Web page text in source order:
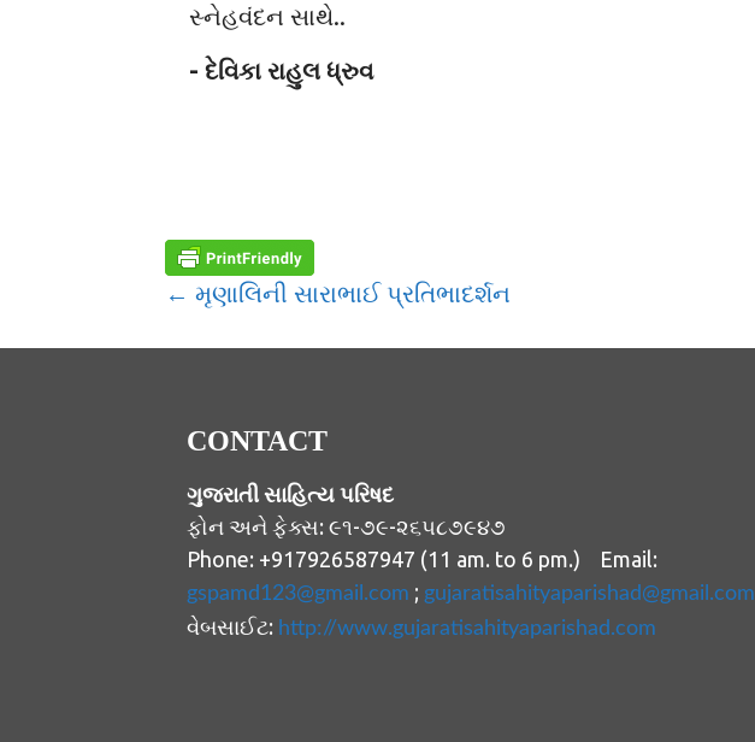
સ્નેહવંદન સાથે..
- દેવિકા રાહુલ ધ્રુવ
POST
NAVIGATION
← મૃણાલિની સારાભાઈ પ્રતિભાદર્શન
CONTACT
ગુજરાતી સાહિત્ય પરિષદ
ફોન અને ફેક્સ: ૯૧-૭૯-૨૬૫૮૭૯૪૭
Phone: +917926587947 (11 am. to 6 pm.) Email:
gspamd123@gmail.com ; gujaratisahityaparishad@gmail.com
વેબસાઈટ: http://www.gujaratisahityaparishad.com